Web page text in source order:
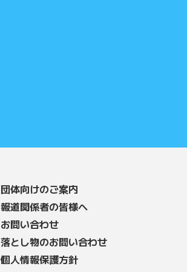
団体向けのご案内
報道関係者の皆様へ
お問い合わせ
落とし物のお問い合わせ
個人情報保護方針